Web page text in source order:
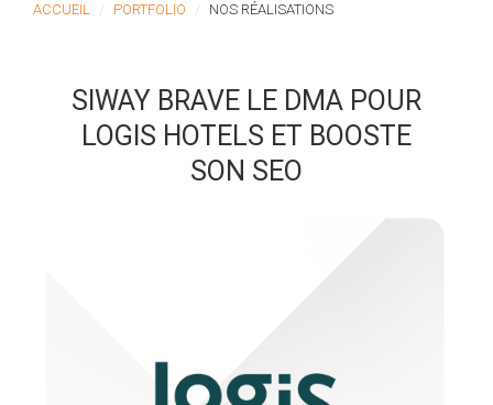
ACCUEIL PORTFOLIO NOS RÉALISATIONS
SIWAY BRAVE LE DMA POUR
LOGIS HOTELS ET BOOSTE
SON SEO